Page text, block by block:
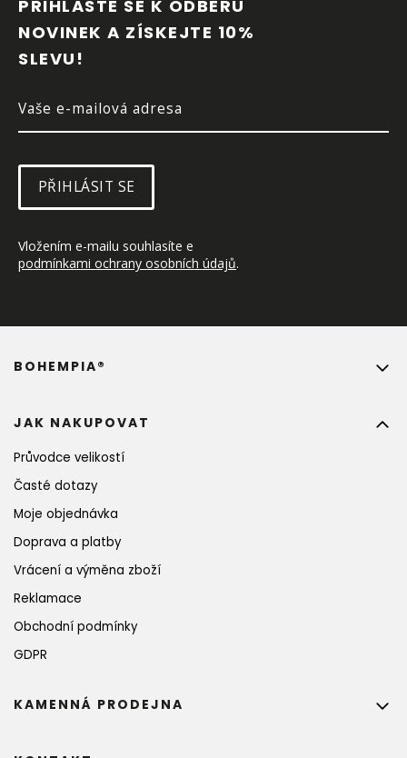
PŘIHLASTE SE K ODBĚRU
NOVINEK A ZÍSKEJTE 10%
SLEVU!
PŘIHLÁSIT SE
Vložením e-mailu souhlasíte e
podmínkami ochrany osobních údajů.
JAK NAKUPOVAT
Průvodce velikostí
Časté dotazy
Moje objednávka
Doprava a platby
Vrácení a výměna zboží
Reklamace
Obchodní podmínky
GDPR
BOHEMPIA®
KAMENNÁ PRODEJNA